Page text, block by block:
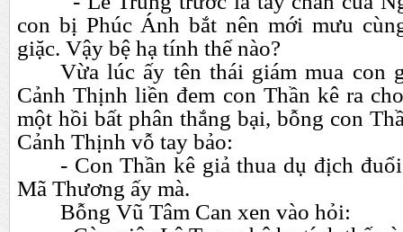
con bị Phúc Ánh bắt nên mới mưu
giặc. Vậy bệ hạ tính thế nào?
Vừa lúc ấy tên thái giám mua con
Cảnh Thịnh liền đem con Thần kê ra
một hồi bất phân thắng bại, bỗng con
Cảnh Thịnh vỗ tay bảo:
- Con Thần kê giả thua dụ địch
Mã Thương ấy mà.
Bỗng Vũ Tâm Can xen vào hỏi: